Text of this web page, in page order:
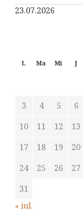
23.07.2026
L Ma Mi J
3
4 5 6
10
11 12 13
17
18 19 20
24
25 26 27
31
« iul.